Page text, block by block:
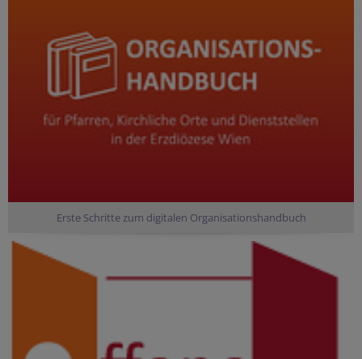
Erste Schritte zum digitalen Organisationshandbuch